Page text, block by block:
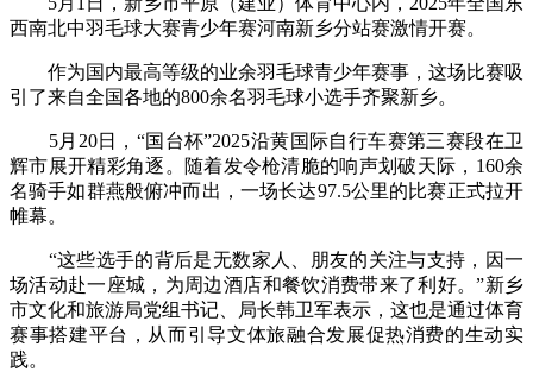
西南北中羽毛球大赛青少年赛河南新乡分站赛激情开赛。
作为国内最高等级的业余羽毛球青少年赛事，这场比赛吸
引了来自全国各地的800余名羽毛球小选手齐聚新乡。
5月20日，“国台杯”2025沿黄国际自行车赛第三赛段在卫
辉市展开精彩角逐。随着发令枪清脆的响声划破天际，160余
名骑手如群燕般俯冲而出，一场长达97.5公里的比赛正式拉开
帷幕。
“这些选手的背后是无数家人、朋友的关注与支持，因一
场活动赴一座城，为周边酒店和餐饮消费带来了利好。”新乡
市文化和旅游局党组书记、局长韩卫军表示，这也是通过体育
赛事搭建平台，从而引导文体旅融合发展促热消费的生动实
践。